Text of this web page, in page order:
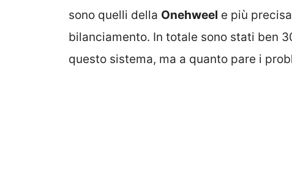
sono quelli della Onehweel e più
bilanciamento. In totale sono stati ben
questo sistema, ma a quanto pare i